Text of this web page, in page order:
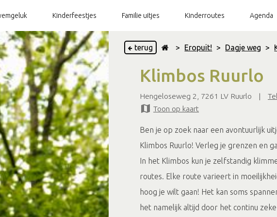
Kinderfeestjes Familie uitjes Kinderroutes Agenda
terug > Eropuit! > Dagje weg >
Klimbos Ruurlo
Hengeloseweg 2, 7261 LV Ruurlo |
Toon op kaart
Ben je op zoek naar een avontuurlijk
Klimbos Ruurlo! Verleg je grenzen en
In het Klimbos kun je zelfstandig
routes. Elke route varieert in
hoog je wilt gaan! Het kan soms
het namelijk altijd door het continu